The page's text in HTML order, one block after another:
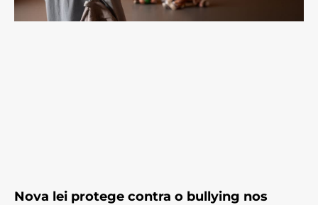
Nova lei protege contra o bullying nos